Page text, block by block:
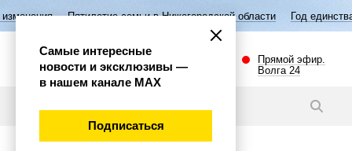
Пятилетие семьи в Нижегородской области Год единства народов
Прямой эфир.
Волга 24
Самые интересные
новости и эксклюзивы —
в нашем канале МАХ
Подписаться